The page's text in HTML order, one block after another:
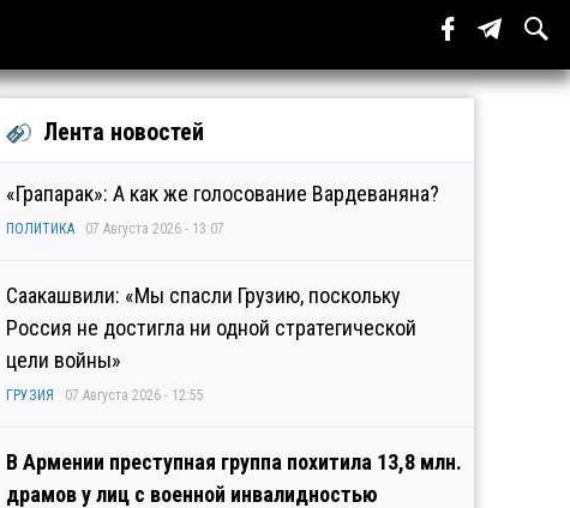
Лента новостей
«Грапарак»: А как же голосование Вардеваняна?
ПОЛИТИКА 07 Августа 2026 - 13:07
Саакашвили: «Мы спасли Грузию, поскольку
Россия не достигла ни одной стратегической
цели войны»
ГРУЗИЯ 07 Августа 2026 - 12:55
В Армении преступная группа похитила 13,8 млн.
драмов у лиц с военной инвалидностью